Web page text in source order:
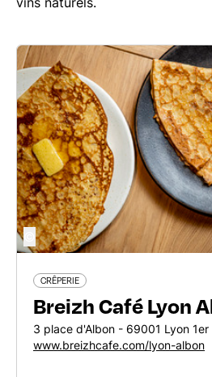
CRÊPERIE
Breizh Café Lyon
3 place d'Albon - 69001 Lyon 1er
www.breizhcafe.com/lyon-albon